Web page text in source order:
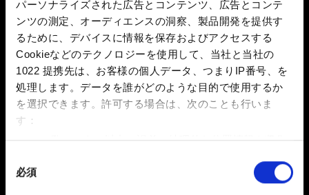
パーソナライズされた広告とコンテンツ、広告とコンテ
ンツの測定、オーディエンスの洞察、製品開発を提供す
るために、デバイスに情報を保存およびアクセスする
Cookieなどのテクノロジーを使用して、当社と当社の
1022 提携先は、お客様の個人データ、つまりIP番号、を
処理します。データを誰がどのような目的で使用するか
を選択できます。 許可する場合は、次のことも行いま
す：
数メートル以内の誤差の地理的な位置情報を収集
特定の特性（フィンガープリント）を積極的にス
必須
能となります。
Macでレイトレーシングを実行するための推奨設定：
30 FPS パフォーマンス目標
チップ：Apple M3 Pro
RAM：18 GB
プリセット：レイトレーシング: 中
解像度：1800x1125または1920x1080（MetalFX DRSを
手動で有効）